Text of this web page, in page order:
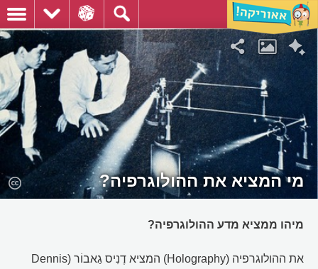
מי המציא את ההולוגרפיה?
מיהו ממציא מדע ההולוגרפיה?
את ההולוגרפיה (Holography) המציא דֶנִיס גַאבוֹר (Dennis